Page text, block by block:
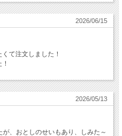
2026/06/15
て注文しました！
2026/05/13
、おとしのせいもあり、しみた～